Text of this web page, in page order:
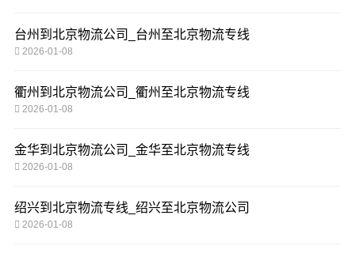
台州到北京物流公司_台州至北京物流专线
2026-01-08
衢州到北京物流公司_衢州至北京物流专线
2026-01-08
金华到北京物流公司_金华至北京物流专线
2026-01-08
绍兴到北京物流专线_绍兴至北京物流公司
2026-01-08